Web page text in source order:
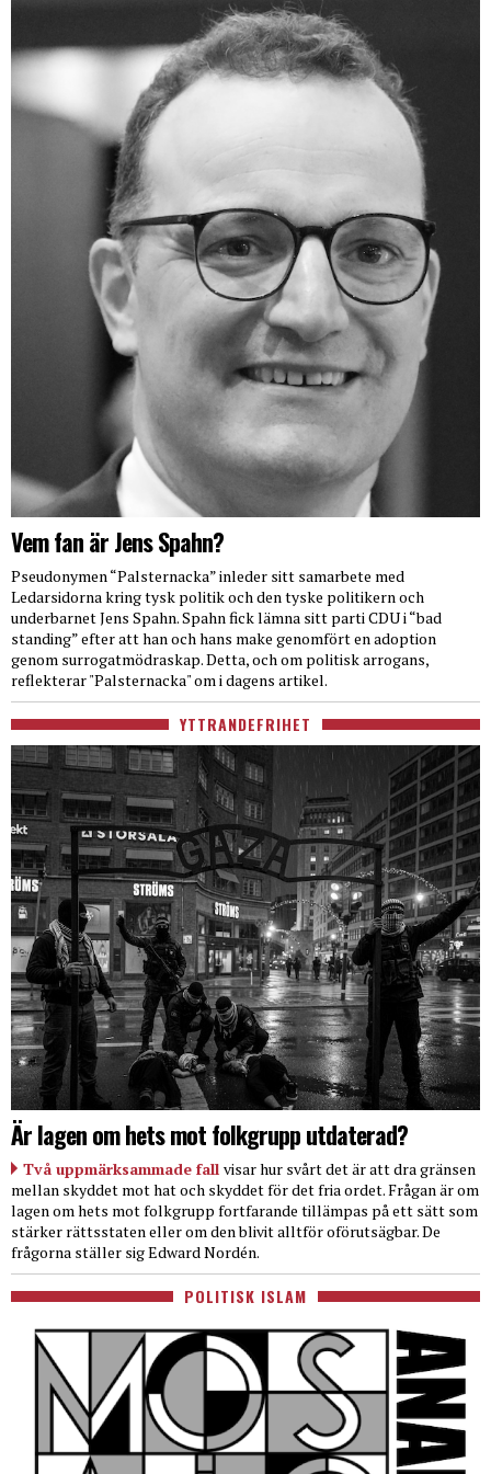
Vem fan är Jens Spahn?
Pseudonymen “Palsternacka” inleder sitt samarbete med
Ledarsidorna kring tysk politik och den tyske politikern och
underbarnet Jens Spahn. Spahn fick lämna sitt parti CDU i “bad
standing” efter att han och hans make genomfört en adoption
genom surrogatmödraskap. Detta, och om politisk arrogans,
reflekterar "Palsternacka" om i dagens artikel.
YTTRANDEFRIHET
Är lagen om hets mot folkgrupp utdaterad?
Två uppmärksammade fall visar hur svårt det är att dra gränsen
mellan skyddet mot hat och skyddet för det fria ordet. Frågan är om
lagen om hets mot folkgrupp fortfarande tillämpas på ett sätt som
stärker rättsstaten eller om den blivit alltför oförutsägbar. De
frågorna ställer sig Edward Nordén.
POLITISK ISLAM